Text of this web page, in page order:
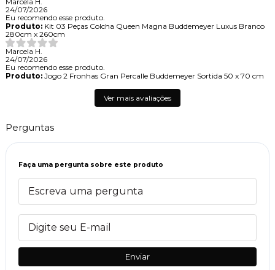
24/07/2026
Eu recomendo esse produto.
Produto:Kit 03 Peças Colcha Queen Magna Buddemeyer Luxus Branco
280cm x 260cm
Marcela H.
24/07/2026
Eu recomendo esse produto.
Produto:Jogo 2 Fronhas Gran Percalle Buddemeyer Sortida 50 x 70 cm
Ver mais avaliações
Perguntas
Faça uma pergunta sobre este produto
Enviar